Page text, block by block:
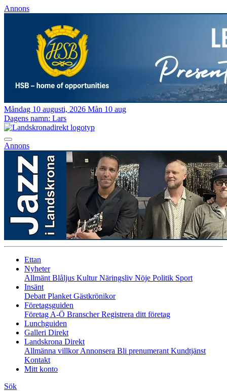
Annons
Måndag 10 augusti, 2026 Mån 10 aug
Dagens namn: Lars
Annons
Ettan
Nyheter
Allmänt Blåljus KulturNäringsliv Nöje Politik Sport
Insänt
Debatt Planket Gästkrönikor
Företagsguiden
Företag A-Ö BranscherRegistrera ditt företag
Lunchguiden
Galleri Direkt
Landskrona Direkt
Allmänna villkorAnnonsera Bli prenumerant Kundtjänst
Kontakt
Mitt konto
Sök